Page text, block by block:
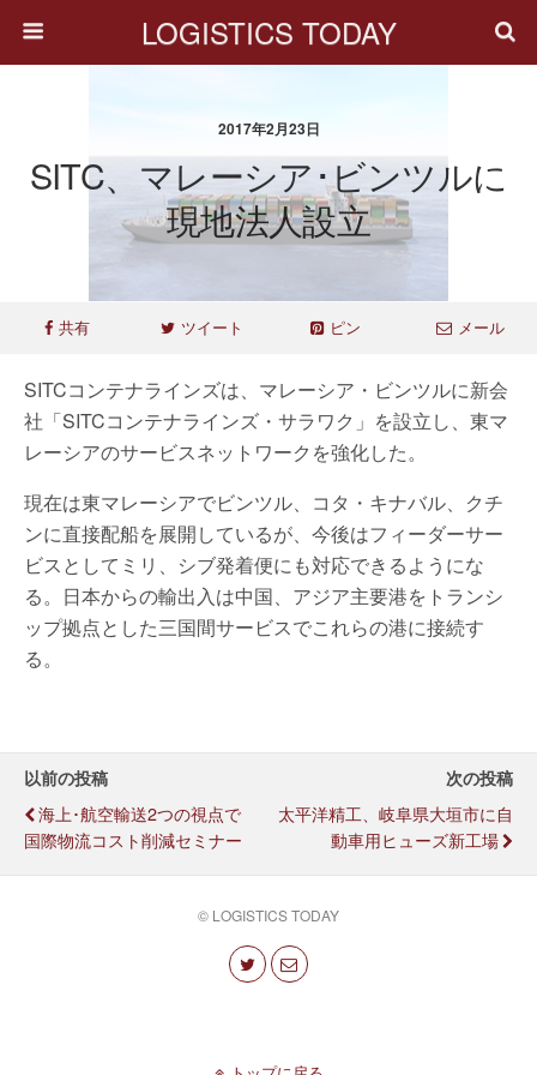
LOGISTICS TODAY
2017年2月23日
SITC、マレーシア･ビンツルに
現地法人設立
共有 ツイート ピン メール
SITCコンテナラインズは、マレーシア・ビンツルに新会
社「SITCコンテナラインズ・サラワク」を設立し、東マ
レーシアのサービスネットワークを強化した。
現在は東マレーシアでビンツル、コタ・キナバル、クチ
ンに直接配船を展開しているが、今後はフィーダーサー
ビスとしてミリ、シブ発着便にも対応できるようにな
る。日本からの輸出入は中国、アジア主要港をトランシ
ップ拠点とした三国間サービスでこれらの港に接続す
る。
以前の投稿
海上･航空輸送2つの視点で
国際物流コスト削減セミナー
次の投稿
太平洋精工、岐阜県大垣市に自
動車用ヒューズ新工場
© LOGISTICS TODAY